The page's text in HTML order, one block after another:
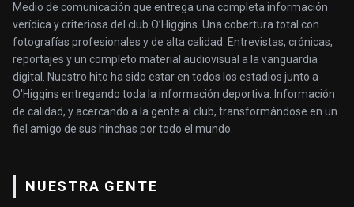
Medio de comunicación que entrega una completa información
verídica y criteriosa del club O’Higgins. Una cobertura total con
fotografías profesionales y de alta calidad. Entrevistas, crónicas,
reportajes y un completo material audiovisual a la vanguardia
digital. Nuestro hito ha sido estar en todos los estadios junto a
O'Higgins entregando toda la información deportiva. Información
de calidad, y acercando a la gente al club, transformándose en un
fiel amigo de sus hinchas por todo el mundo.
NUESTRA GENTE